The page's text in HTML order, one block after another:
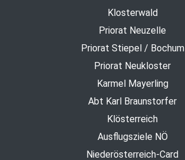
Klosterwald
Priorat Neuzelle
Priorat Stiepel / Bochum
Priorat Neukloster
Karmel Mayerling
Abt Karl Braunstorfer
Klösterreich
Ausflugsziele NÖ
Niederösterreich-Card